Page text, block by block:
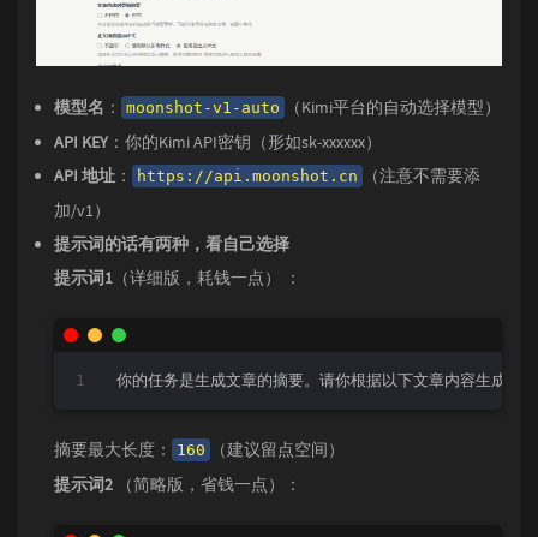
模型名 ： moonshot-v1-auto
（Kimi平台的自动选择模型）
API KEY ：你的Kimi API密钥（形如sk-xxxxxx）
API 地址 ： https://api.moonshot.cn
（注意不需要添
加/v1）
提示词的话有两种，看自己选择
提示词1 （详细版，耗钱一点） ：
你的任务是生成文章的摘要。请你根据以下文章内容生成
摘要最大长度： 160
（建议留点空间）
提示词2 （简略版，省钱一点）：